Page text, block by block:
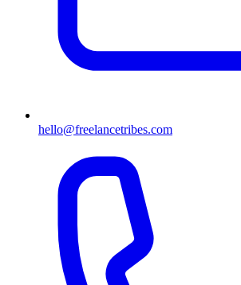
hello@freelancetribes.com